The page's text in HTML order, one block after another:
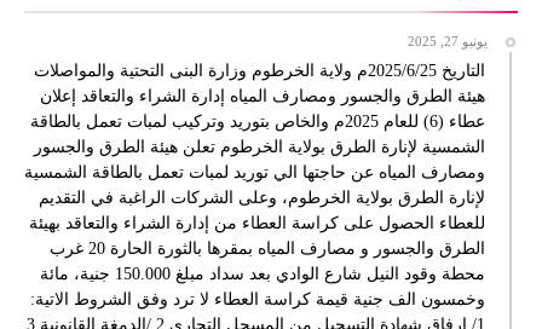
يونيو 27, 2025
التاريخ 2025/6/25م ولاية الخرطوم وزارة البنى التحتية والمواصلات
هيئة الطرق والجسور ومصارف المياه إدارة الشراء والتعاقد إعلان
عطاء (6) للعام 2025م والخاص بتوريد وتركيب لمبات تعمل بالطاقة
الشمسية لإنارة الطرق بولاية الخرطوم تعلن هيئة الطرق والجسور
ومصارف المياه عن حاجتها الي توريد لمبات تعمل بالطاقة الشمسية
لإنارة الطرق بولاية الخرطوم، وعلى الشركات الراغبة في التقديم
للعطاء الحصول على كراسة العطاء من إدارة الشراء والتعاقد بهيئة
الطرق والجسور و مصارف المياه بمقرها بالثورة الحارة 20 غرب
محطة وقود النيل شارع الوادي بعد سداد مبلغ 150.000 جنية، مائة
وخمسون الف جنية قيمة كراسة العطاء لا ترد وفق الشروط الاتية:
1/ إرفاق شهادة التسجيل من المسجل التجاري 2 /الدمغة القانونية 3